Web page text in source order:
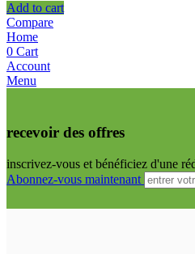
Add to cart
Compare
Home
0 Cart
Account
Menu
recevoir des offres
inscrivez-vous et bénéficiez d'une
Abonnez-vous maintenant